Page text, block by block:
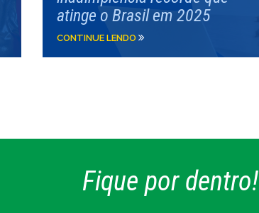
atinge o Brasil em 2025
CONTINUE LENDO
Fique por dentro!